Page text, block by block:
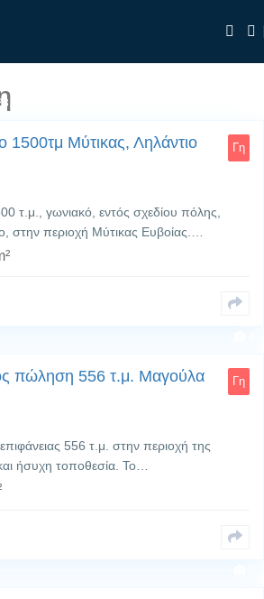
Γη
1500τμ Μύτικας, Ληλάντιο
τ.μ., γωνιακό, εντός σχεδίου πόλης,
στην περιοχή Μύτικας Ευβοίας.…
Γη
πώληση 556 τ.μ. Μαγούλα
556 τ.μ. στην περιοχή της
ήσυχη τοποθεσία. Το…